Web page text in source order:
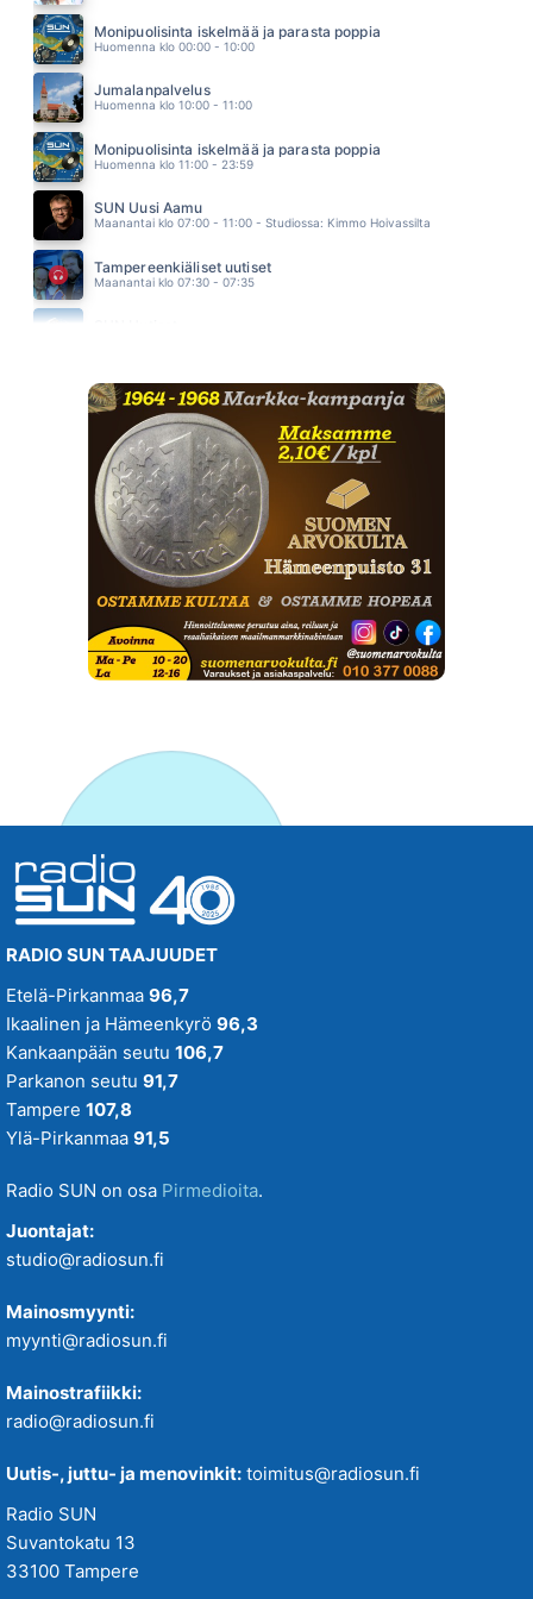
MODERN TALKING
05.34
Monipuolisinta iskelmää ja parasta poppia
Huomenna klo 00:00 - 10:00
Jumalanpalvelus
Huomenna klo 10:00 - 11:00
Monipuolisinta iskelmää ja parasta poppia
Huomenna klo 11:00 - 23:59
SUN Uusi Aamu
Maanantai klo 07:00 - 11:00 - Studiossa: Kimmo Hoivassilta
Tampereenkiäliset uutiset
Maanantai klo 07:30 - 07:35
RADIO SUN TAAJUUDET
Etelä-Pirkanmaa 96,7
Ikaalinen ja Hämeenkyrö 96,3
Kankaanpään seutu 106,7
Parkanon seutu 91,7
Tampere 107,8
Ylä-Pirkanmaa 91,5
Radio SUN on osa Pirmedioita.
Juontajat:
studio@radiosun.fi
Mainosmyynti:
myynti@radiosun.fi
Mainostrafiikki:
radio@radiosun.fi
Uutis-, juttu- ja menovinkit: toimitus@radiosun.fi
Radio SUN
Suvantokatu 13
33100 Tampere